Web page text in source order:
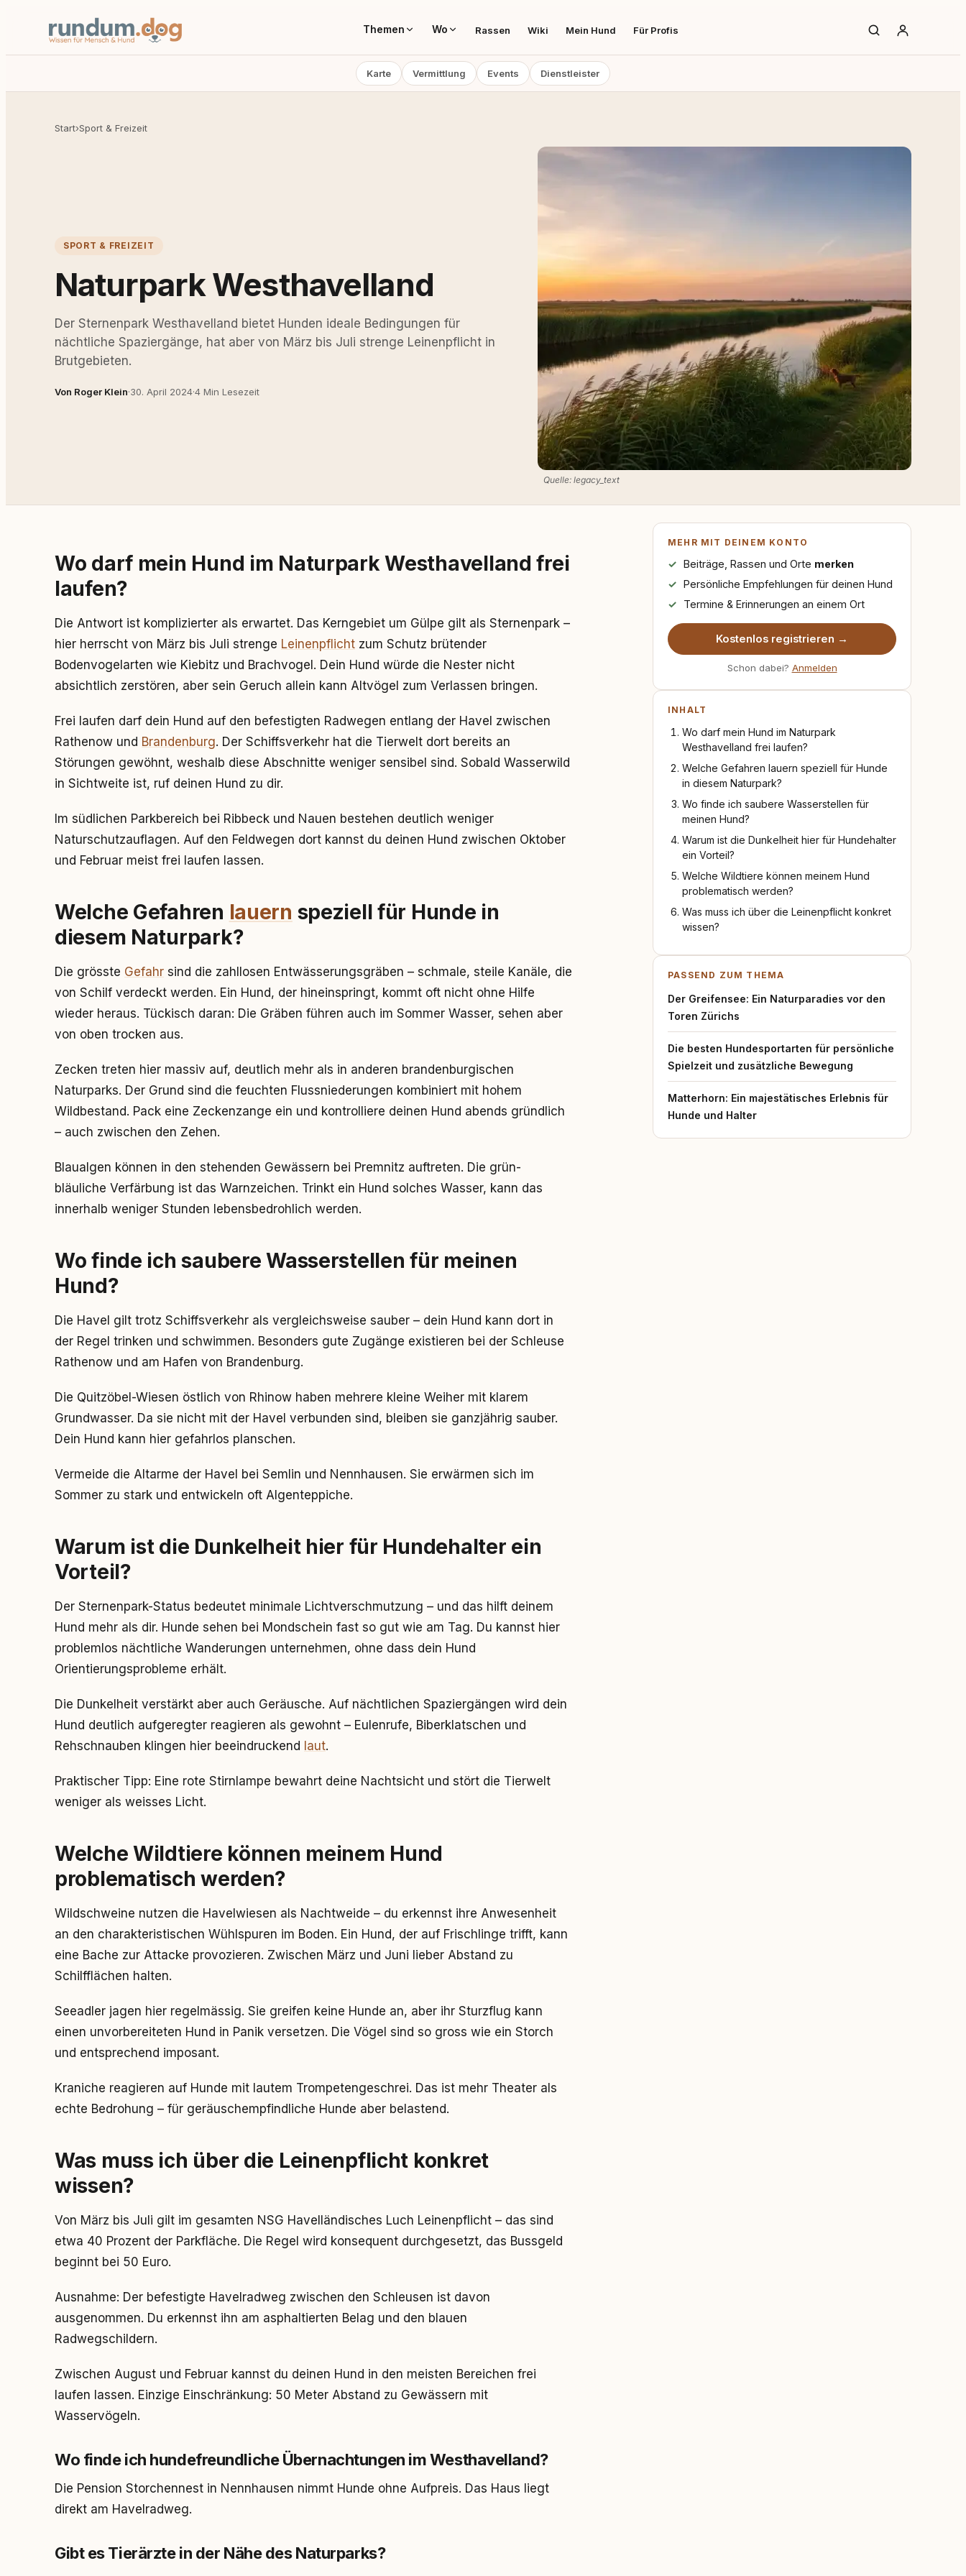
Themen Wo Rassen Wiki Mein Hund Für Profis
Karte Vermittlung Events Dienstleister
Start›Sport & Freizeit
SPORT & FREIZEIT
Naturpark Westhavelland
Der Sternenpark Westhavelland bietet Hunden ideale Bedingungen für
nächtliche Spaziergänge, hat aber von März bis Juli strenge Leinenpflicht in
Brutgebieten.
Von Roger Klein·30. April 2024·4 Min Lesezeit
Quelle: legacy_text
Wo darf mein Hund im Naturpark Westhavelland frei
laufen?
Die Antwort ist komplizierter als erwartet. Das Kerngebiet um Gülpe gilt als Sternenpark –
hier herrscht von März bis Juli strenge Leinenpflicht zum Schutz brütender
Bodenvogelarten wie Kiebitz und Brachvogel. Dein Hund würde die Nester nicht
absichtlich zerstören, aber sein Geruch allein kann Altvögel zum Verlassen bringen.
Frei laufen darf dein Hund auf den befestigten Radwegen entlang der Havel zwischen
Rathenow und Brandenburg. Der Schiffsverkehr hat die Tierwelt dort bereits an
Störungen gewöhnt, weshalb diese Abschnitte weniger sensibel sind. Sobald Wasserwild
in Sichtweite ist, ruf deinen Hund zu dir.
Im südlichen Parkbereich bei Ribbeck und Nauen bestehen deutlich weniger
Naturschutzauflagen. Auf den Feldwegen dort kannst du deinen Hund zwischen Oktober
und Februar meist frei laufen lassen.
Welche Gefahren lauern speziell für Hunde in
diesem Naturpark?
Die grösste Gefahr sind die zahllosen Entwässerungsgräben – schmale, steile Kanäle, die
von Schilf verdeckt werden. Ein Hund, der hineinspringt, kommt oft nicht ohne Hilfe
wieder heraus. Tückisch daran: Die Gräben führen auch im Sommer Wasser, sehen aber
von oben trocken aus.
Zecken treten hier massiv auf, deutlich mehr als in anderen brandenburgischen
Naturparks. Der Grund sind die feuchten Flussniederungen kombiniert mit hohem
Wildbestand. Pack eine Zeckenzange ein und kontrolliere deinen Hund abends gründlich
– auch zwischen den Zehen.
Blaualgen können in den stehenden Gewässern bei Premnitz auftreten. Die grün-
bläuliche Verfärbung ist das Warnzeichen. Trinkt ein Hund solches Wasser, kann das
innerhalb weniger Stunden lebensbedrohlich werden.
Wo finde ich saubere Wasserstellen für meinen
Hund?
Die Havel gilt trotz Schiffsverkehr als vergleichsweise sauber – dein Hund kann dort in
der Regel trinken und schwimmen. Besonders gute Zugänge existieren bei der Schleuse
Rathenow und am Hafen von Brandenburg.
Die Quitzöbel-Wiesen östlich von Rhinow haben mehrere kleine Weiher mit klarem
Grundwasser. Da sie nicht mit der Havel verbunden sind, bleiben sie ganzjährig sauber.
Dein Hund kann hier gefahrlos planschen.
Vermeide die Altarme der Havel bei Semlin und Nennhausen. Sie erwärmen sich im
Sommer zu stark und entwickeln oft Algenteppiche.
Warum ist die Dunkelheit hier für Hundehalter ein
Vorteil?
Der Sternenpark-Status bedeutet minimale Lichtverschmutzung – und das hilft deinem
Hund mehr als dir. Hunde sehen bei Mondschein fast so gut wie am Tag. Du kannst hier
problemlos nächtliche Wanderungen unternehmen, ohne dass dein Hund
Orientierungsprobleme erhält.
Die Dunkelheit verstärkt aber auch Geräusche. Auf nächtlichen Spaziergängen wird dein
Hund deutlich aufgeregter reagieren als gewohnt – Eulenrufe, Biberklatschen und
Rehschnauben klingen hier beeindruckend laut.
Praktischer Tipp: Eine rote Stirnlampe bewahrt deine Nachtsicht und stört die Tierwelt
weniger als weisses Licht.
Welche Wildtiere können meinem Hund
problematisch werden?
Wildschweine nutzen die Havelwiesen als Nachtweide – du erkennst ihre Anwesenheit
an den charakteristischen Wühlspuren im Boden. Ein Hund, der auf Frischlinge trifft, kann
eine Bache zur Attacke provozieren. Zwischen März und Juni lieber Abstand zu
Schilfflächen halten.
Seeadler jagen hier regelmässig. Sie greifen keine Hunde an, aber ihr Sturzflug kann
einen unvorbereiteten Hund in Panik versetzen. Die Vögel sind so gross wie ein Storch
und entsprechend imposant.
Kraniche reagieren auf Hunde mit lautem Trompetengeschrei. Das ist mehr Theater als
echte Bedrohung – für geräuschempfindliche Hunde aber belastend.
Was muss ich über die Leinenpflicht konkret
wissen?
Von März bis Juli gilt im gesamten NSG Havelländisches Luch Leinenpflicht – das sind
etwa 40 Prozent der Parkfläche. Die Regel wird konsequent durchgesetzt, das Bussgeld
beginnt bei 50 Euro.
Ausnahme: Der befestigte Havelradweg zwischen den Schleusen ist davon
ausgenommen. Du erkennst ihn am asphaltierten Belag und den blauen
Radwegschildern.
Zwischen August und Februar kannst du deinen Hund in den meisten Bereichen frei
laufen lassen. Einzige Einschränkung: 50 Meter Abstand zu Gewässern mit
Wasservögeln.
Wo finde ich hundefreundliche Übernachtungen im Westhavelland?
Die Pension Storchennest in Nennhausen nimmt Hunde ohne Aufpreis. Das Haus liegt
direkt am Havelradweg.
Gibt es Tierärzte in der Nähe des Naturparks?
MEHR MIT DEINEM KONTO
Beiträge, Rassen und Orte merken
Persönliche Empfehlungen für deinen Hund
Termine & Erinnerungen an einem Ort
Kostenlos registrieren →
Schon dabei? Anmelden
INHALT
Wo darf mein Hund im Naturpark
Westhavelland frei laufen?
Welche Gefahren lauern speziell für Hunde
in diesem Naturpark?
Wo finde ich saubere Wasserstellen für
meinen Hund?
Warum ist die Dunkelheit hier für Hundehalter
ein Vorteil?
Welche Wildtiere können meinem Hund
problematisch werden?
Was muss ich über die Leinenpflicht konkret
wissen?
PASSEND ZUM THEMA
Der Greifensee: Ein Naturparadies vor den
Toren Zürichs
Die besten Hundesportarten für persönliche
Spielzeit und zusätzliche Bewegung
Matterhorn: Ein majestätisches Erlebnis für
Hunde und Halter